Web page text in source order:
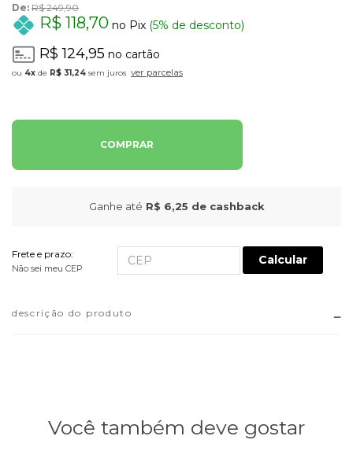
De: R$ 249,90
R$ 118,70 no Pix (5% de desconto)
R$ 124,95 no cartão
4x de R$ 31,24 sem juros ver parcelas
COMPRAR
Ganhe até R$ 6,25 de cashback
Frete e prazo:
Não sei meu CEP
Calcular
descrição do produto
Você também deve gostar